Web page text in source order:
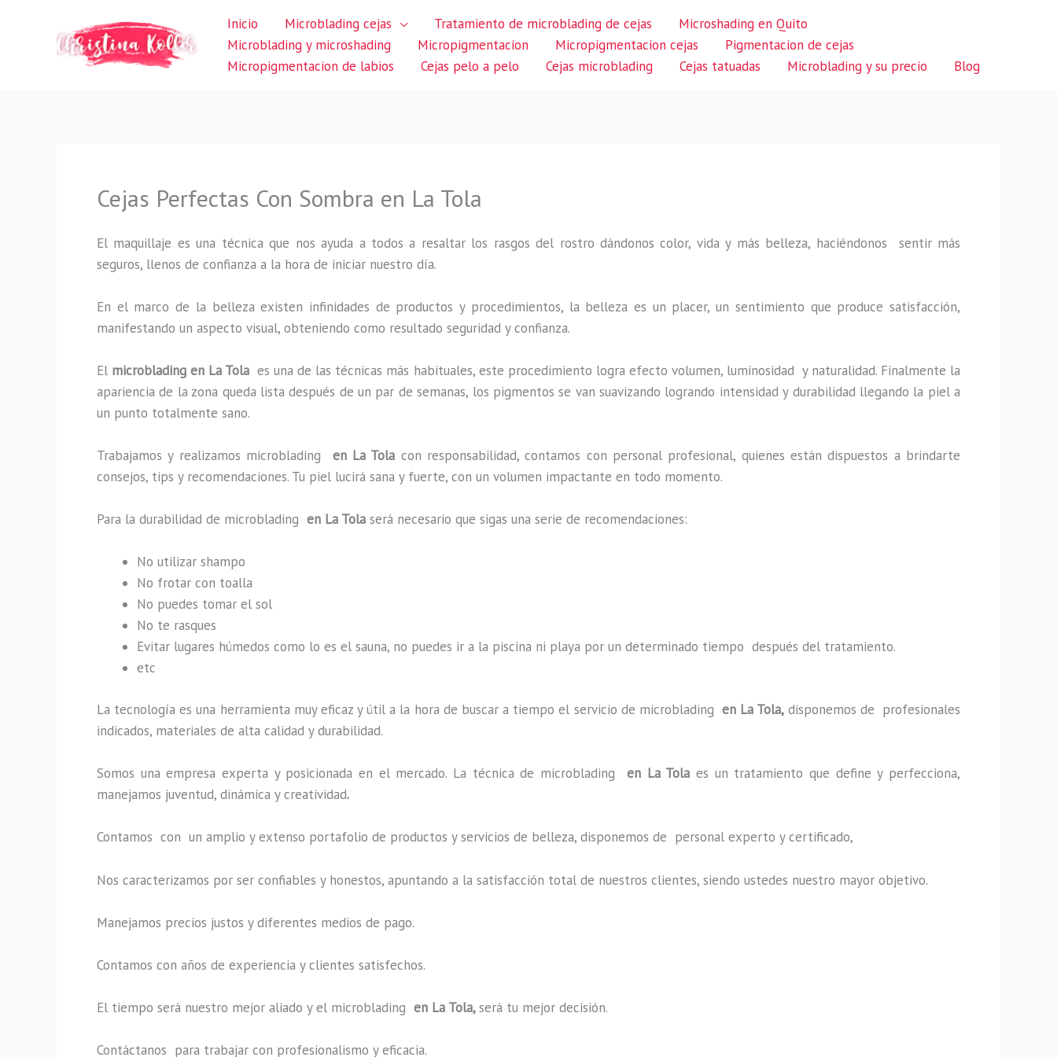
Inicio Microblading cejas Tratamiento de microblading de cejas
Microshading en Quito
Microblading y microshading
Micropigmentacion Micropigmentacion cejas
Pigmentacion de cejas
Micropigmentacion de labios
Cejas pelo a pelo Cejas microblading Cejas tatuadas Microblading y su precio Blog
Cejas Perfectas Con Sombra en La Tola
El maquillaje es una técnica que nos ayuda a todos a resaltar los rasgos del rostro dándonos color, vida y más belleza, haciéndonos sentir más
seguros, llenos de confianza a la hora de iniciar nuestro día.
En el marco de la belleza existen infinidades de productos y procedimientos, la belleza es un placer, un sentimiento que produce satisfacción,
manifestando un aspecto visual, obteniendo como resultado seguridad y confianza.
El microblading en La Tolaes una de las técnicas más habituales, este procedimiento logra efecto volumen, luminosidad y naturalidad. Finalmente la
apariencia de la zona queda lista después de un par de semanas, los pigmentos se van suavizando logrando intensidad y durabilidad llegando la piel a
un punto totalmente sano.
Trabajamos y realizamos microblading en La Tola con responsabilidad, contamos con personal profesional, quienes están dispuestos a brindarte
consejos, tips y recomendaciones. Tu piel lucirá sana y fuerte, con un volumen impactante en todo momento.
Para la durabilidad de microblading en La Tola será necesario que sigas una serie de recomendaciones:
No utilizar shampo
No frotar con toalla
No puedes tomar el sol
No te rasques
Evitar lugares húmedos como lo es el sauna, no puedes ir a la piscina ni playa por un determinado tiempo después del tratamiento.
etc
La tecnología es una herramienta muy eficaz y útil a la hora de buscar a tiempo el servicio de microblading en La Tola, disponemos de profesionales
indicados, materiales de alta calidad y durabilidad.
Somos una empresa experta y posicionada en el mercado. La técnica de microblading en La Tolaes un tratamiento que define y perfecciona,
manejamos juventud, dinámica y creatividad.
Contamos con un amplio y extenso portafolio de productos y servicios de belleza, disponemos de personal experto y certificado,
Nos caracterizamos por ser confiables y honestos, apuntando a la satisfacción total de nuestros clientes, siendo ustedes nuestro mayor objetivo.
Manejamos precios justos y diferentes medios de pago.
Contamos con años de experiencia y clientes satisfechos.
El tiempo será nuestro mejor aliado y el microblading en La Tola,será tu mejor decisión.
Contáctanos para trabajar con profesionalismo y eficacia.